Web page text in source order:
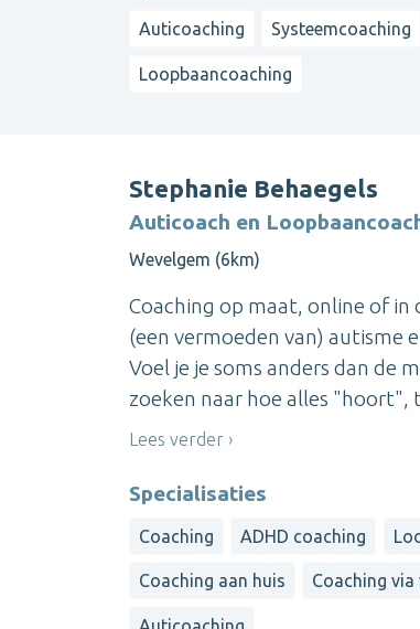
Auticoaching Systeemcoaching
Loopbaancoaching
Stephanie Behaegels
Auticoach en
Wevelgem (6km)
Coaching op maat, online of
(een vermoeden van) autisme
Voel je je soms anders dan de
zoeken naar hoe alles "hoort",
Lees verder
Specialisaties
Coaching ADHD coaching
Coaching aan huis Coaching